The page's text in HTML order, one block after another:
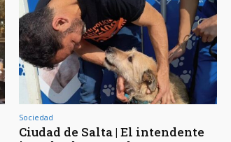
Sociedad
Ciudad de Salta | El intendente